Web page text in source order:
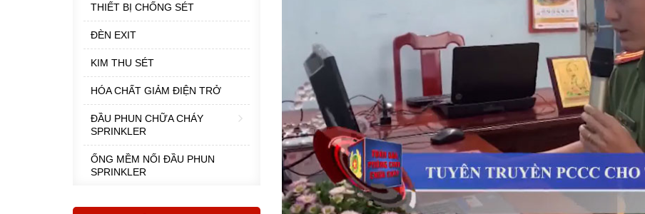
THIẾT BỊ CHỐNG SÉT
ĐÈN EXIT
KIM THU SÉT
HÓA CHẤT GIẢM ĐIỆN TRỞ
ĐẦU PHUN CHỮA CHÁY
SPRINKLER
ỐNG MỀM NỐI ĐẦU PHUN
SPRINKLER